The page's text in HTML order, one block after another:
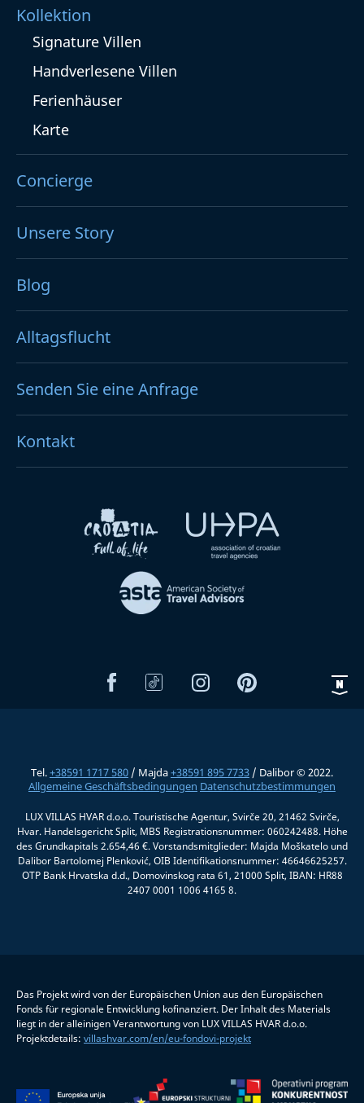
Kollektion
Signature Villen
Handverlesene Villen
Ferienhäuser
Karte
Concierge
Unsere Story
Blog
Alltagsflucht
Senden Sie eine Anfrage
Kontakt
Tel.+38591 1717 580 / Majda+38591 895 7733 / Dalibor © 2022.
Allgemeine Geschäftsbedingungen Datenschutzbestimmungen
LUX VILLAS HVAR d.o.o. Touristische Agentur, Svirče 20, 21462 Svirče,
Hvar. Handelsgericht Split, MBS Registrationsnummer: 060242488. Höhe
des Grundkapitals 2.654,46 €. Vorstandsmitglieder: Majda Moškatelo und
Dalibor Bartolomej Plenković, OIB Identifikationsnummer: 46646625257.
OTP Bank Hrvatska d.d., Domovinskog rata 61, 21000 Split, IBAN: HR88
2407 0001 1006 4165 8.
Das Projekt wird von der Europäischen Union aus den Europäischen
Fonds für regionale Entwicklung kofinanziert. Der Inhalt des Materials
liegt in der alleinigen Verantwortung von LUX VILLAS HVAR d.o.o.
Projektdetails: villashvar.com/en/eu-fondovi-projekt